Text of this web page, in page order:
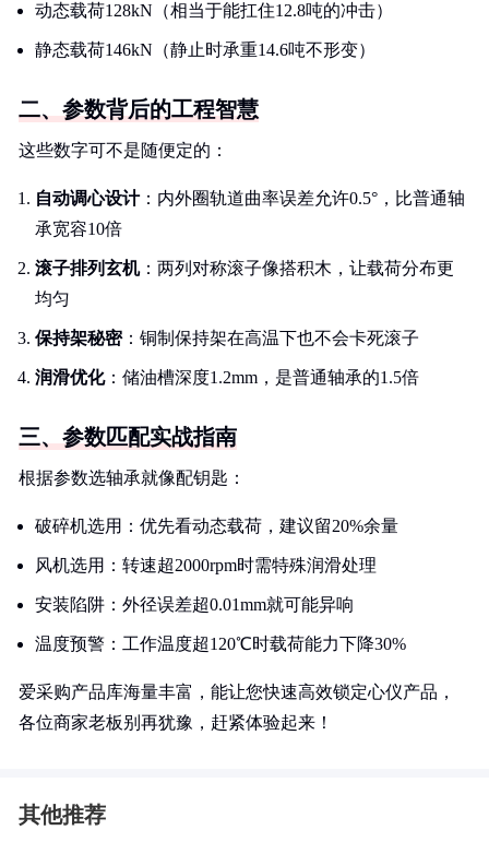
动态载荷128kN（相当于能扛住12.8吨的冲击）
静态载荷146kN（静止时承重14.6吨不形变）
二、参数背后的工程智慧
这些数字可不是随便定的：
自动调心设计：内外圈轨道曲率误差允许0.5°，比普通轴
承宽容10倍
滚子排列玄机：两列对称滚子像搭积木，让载荷分布更
均匀
保持架秘密：铜制保持架在高温下也不会卡死滚子
润滑优化：储油槽深度1.2mm，是普通轴承的1.5倍
三、参数匹配实战指南
根据参数选轴承就像配钥匙：
破碎机选用：优先看动态载荷，建议留20%余量
风机选用：转速超2000rpm时需特殊润滑处理
安装陷阱：外径误差超0.01mm就可能异响
温度预警：工作温度超120℃时载荷能力下降30%
爱采购产品库海量丰富，能让您快速高效锁定心仪产品，
各位商家老板别再犹豫，赶紧体验起来！
其他推荐